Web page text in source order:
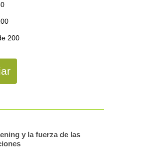
200
y la fuerza de las